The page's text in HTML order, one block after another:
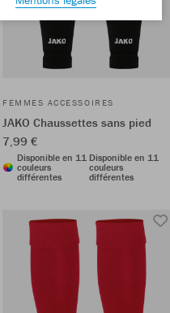
FEMMES ACCESSOIRES
JAKO Chaussettes sans pied
7,99 €
Disponible en 11
couleurs
différentes
Disponible en 11
couleurs
différentes